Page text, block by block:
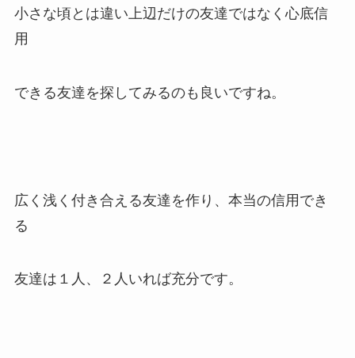
小さな頃とは違い上辺だけの友達ではなく心底信
用
できる友達を探してみるのも良いですね。
広く浅く付き合える友達を作り、本当の信用でき
る
友達は１人、２人いれば充分です。